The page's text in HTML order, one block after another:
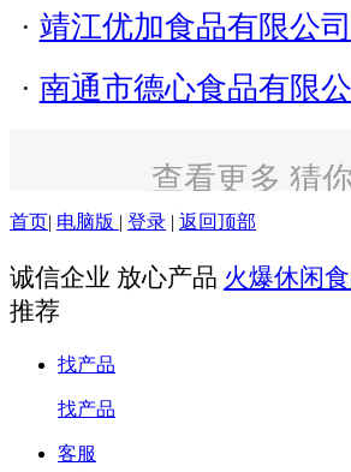
· 靖江优加食品有限公司
· 南通市德心食品有限公
查看更多 猜
欢
首页| 电脑版 | 登录 | 返回顶部
诚信企业 放心产品 火爆休闲
推荐
找产品
找产品
客服